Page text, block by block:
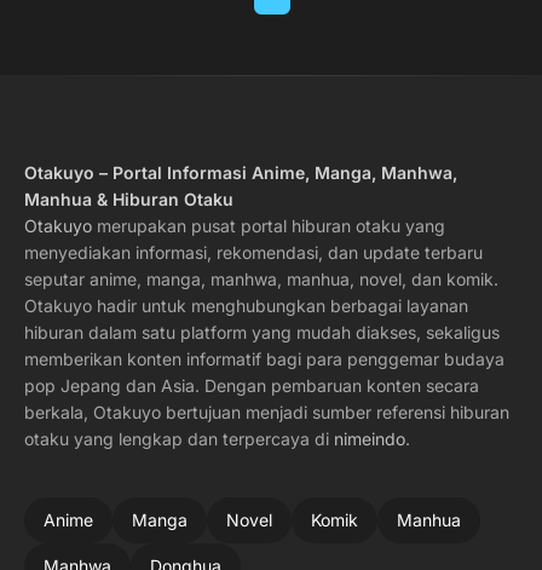
Otakuyo – Portal Informasi Anime, Manga, Manhwa,
Manhua & Hiburan Otaku
Otakuyo merupakan pusat portal hiburan otaku yang
menyediakan informasi, rekomendasi, dan update terbaru
seputar anime, manga, manhwa, manhua, novel, dan komik.
Otakuyo hadir untuk menghubungkan berbagai layanan
hiburan dalam satu platform yang mudah diakses, sekaligus
memberikan konten informatif bagi para penggemar budaya
pop Jepang dan Asia. Dengan pembaruan konten secara
berkala, Otakuyo bertujuan menjadi sumber referensi hiburan
otaku yang lengkap dan terpercaya di nimeindo.
Anime Manga Novel Komik Manhua
Manhwa Donghua